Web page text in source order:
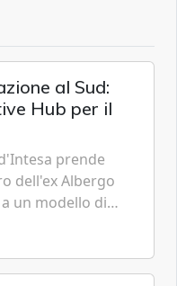
al Sud:
Hub per il
prende
dell'ex Albergo
un modello di
e a una rete di